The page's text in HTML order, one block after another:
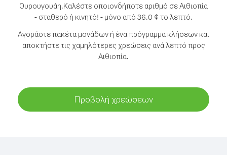
Ουρουγουάη.Καλέστε οποιονδήποτε αριθμό σε Αιθιοπία
- σταθερό ή κινητό! - μόνο από 36.0 ¢ το λεπτό.
Αγοράστε πακέτα μονάδων ή ένα πρόγραμμα κλήσεων και
αποκτήστε τις χαμηλότερες χρεώσεις ανά λεπτό προς
Αιθιοπία.
Προβολή χρεώσεων